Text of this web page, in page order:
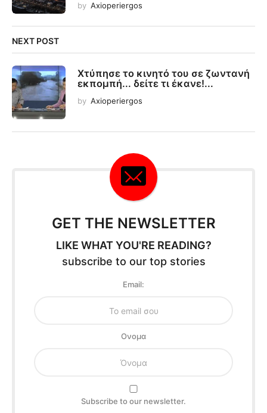
by Axioperiergos
NEXT POST
Χτύπησε το κινητό του σε ζωντανή
εκπομπή... δείτε τι έκανε!...
by Axioperiergos
GET THE NEWSLETTER
LIKE WHAT YOU'RE READING?
subscribe to our top stories
Email:
Oνομα
Subscribe to our newsletter.